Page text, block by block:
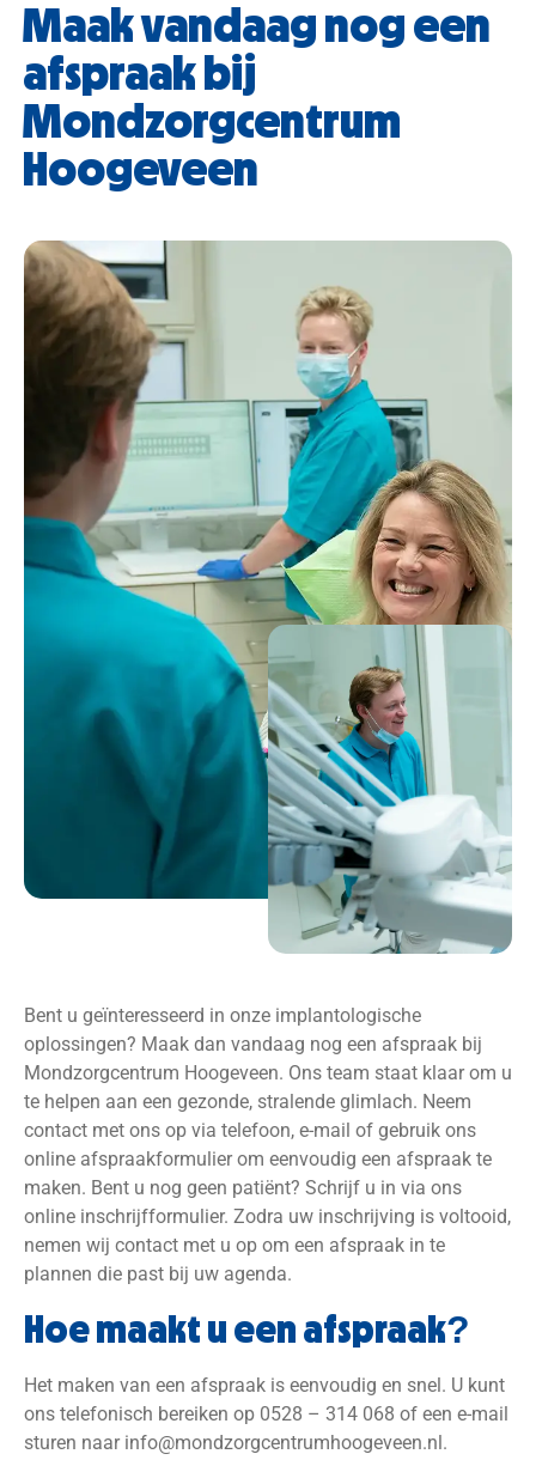
Maak vandaag nog een
afspraak bij
Mondzorgcentrum
Hoogeveen
Bent u geïnteresseerd in onze implantologische
oplossingen? Maak dan vandaag nog een afspraak bij
Mondzorgcentrum Hoogeveen. Ons team staat klaar om u
te helpen aan een gezonde, stralende glimlach. Neem
contact met ons op via telefoon, e-mail of gebruik ons
online afspraakformulier om eenvoudig een afspraak te
maken. Bent u nog geen patiënt? Schrijf u in via ons
online inschrijfformulier. Zodra uw inschrijving is voltooid,
nemen wij contact met u op om een afspraak in te
plannen die past bij uw agenda.
Hoe maakt u een afspraak?
Het maken van een afspraak is eenvoudig en snel. U kunt
ons telefonisch bereiken op 0528 – 314 068 of een e-mail
sturen naar info@mondzorgcentrumhoogeveen.nl.